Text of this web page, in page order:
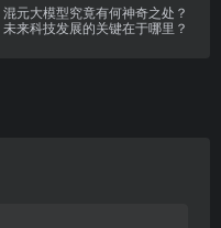
混元大模型究竟有何神奇之处？
未来科技发展的关键在于哪里？